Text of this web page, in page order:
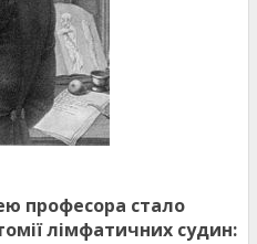
професора стало
лімфатичних судин: